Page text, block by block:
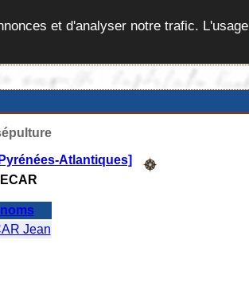
et d'analyser notre trafic. L'usage
Atlantiques]
Jean